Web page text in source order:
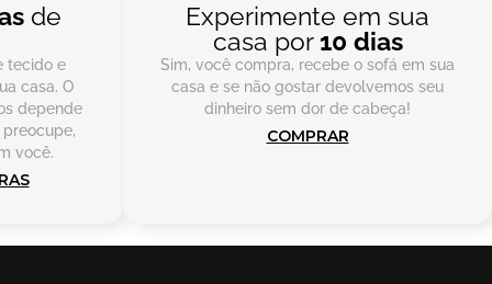
de
tecido e
casa. O
depende
você.
Experimente em sua
casa por 10 dias
Sim, você compra, recebe o sofá em sua
casa e se não gostar devolvemos seu
dinheiro sem dor de cabeça!
COMPRAR